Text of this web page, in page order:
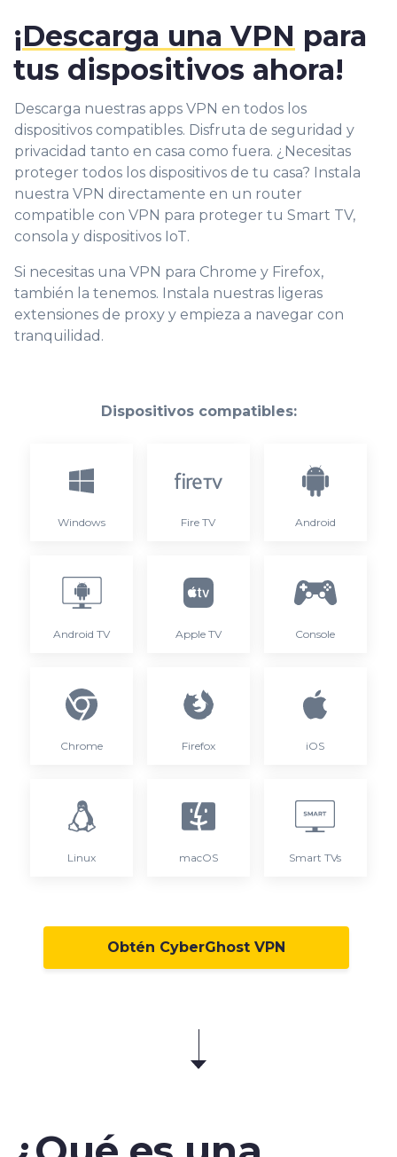
¡Descarga una VPN para
tus dispositivos ahora!
Descarga nuestras apps VPN en todos los
dispositivos compatibles. Disfruta de seguridad y
privacidad tanto en casa como fuera. ¿Necesitas
proteger todos los dispositivos de tu casa? Instala
nuestra VPN directamente en un router
compatible con VPN para proteger tu Smart TV,
consola y dispositivos IoT.
Si necesitas una VPN para Chrome y Firefox,
también la tenemos. Instala nuestras ligeras
extensiones de proxy y empieza a navegar con
tranquilidad.
Dispositivos compatibles:
Windows Fire TV Android
Android TV Apple TV Console
Chrome Firefox iOS
Linux macOS Smart TVs
Obtén CyberGhost VPN